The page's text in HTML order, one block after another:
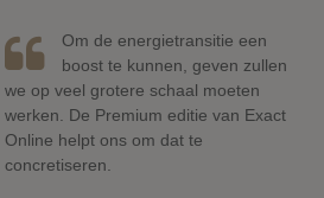
Om de energietransitie een
boost te kunnen, geven zullen
we op veel grotere schaal moeten
werken. De Premium editie van Exact
Online helpt ons om dat te
concretiseren.